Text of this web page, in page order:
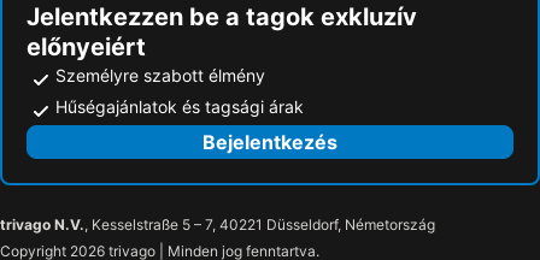
Jelentkezzen be a tagok exkluzív
előnyeiért
Személyre szabott élmény
Hűségajánlatok és tagsági árak
Bejelentkezés
trivago N.V., Kesselstraße 5 – 7, 40221 Düsseldorf, Németország
Copyright 2026 trivago | Minden jog fenntartva.